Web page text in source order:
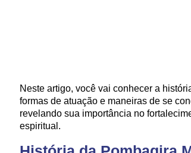
Neste artigo, você vai conhecer a
formas de atuação e maneiras de se
revelando sua importância no
espiritual.